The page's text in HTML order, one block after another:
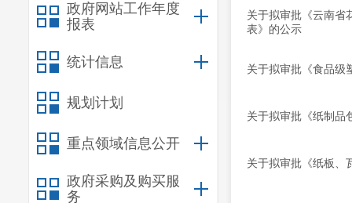
政府网站工作年度
报表
统计信息
规划计划
重点领域信息公开
政府采购及购买服
务
关于拟审批《云南省
表》的公示
关于拟审批《食品级
关于拟审批《纸制品
关于拟审批《纸板、